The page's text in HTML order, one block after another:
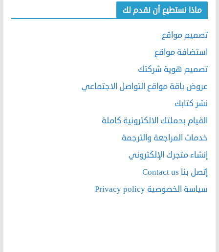
ماذا نستطيع أن نقدم لك
تصميم مواقع
استضافة مواقع
تصميم هوية شركتك
عروض باقة مواقع التواصل الاجتماعي
نشر كتابك
القيام بحملتك الالكترونية كاملة
خدمات المراجعة والترجمة
إنشاء متجرك الإلكتروني
إتصل بنا Contact us
سياسة الخصوصية Privacy policy